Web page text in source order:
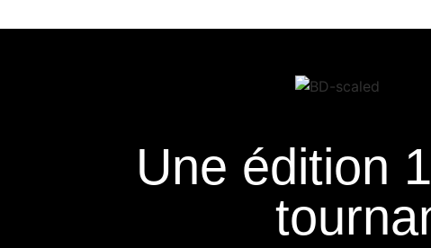
Une édition